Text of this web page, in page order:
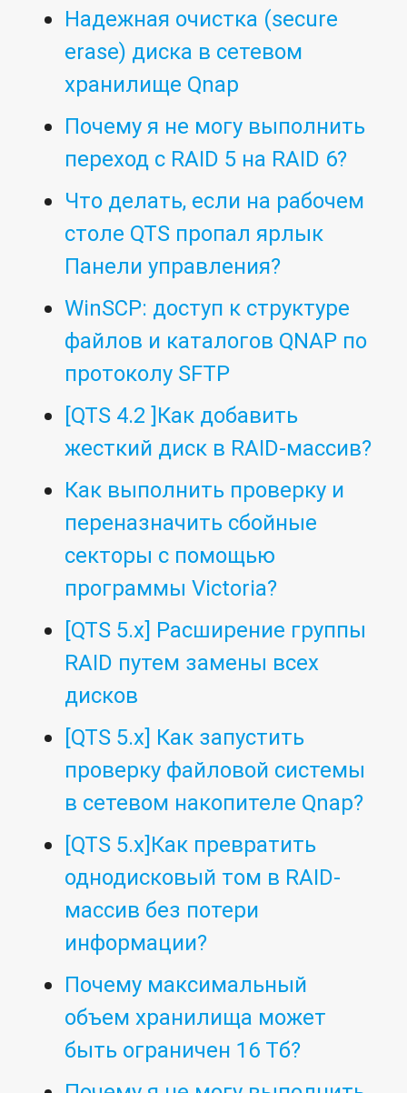
Надежная очистка (secure
erase) диска в сетевом
хранилище Qnap
Почему я не могу выполнить
переход с RAID 5 на RAID 6?
Что делать, если на рабочем
столе QTS пропал ярлык
Панели управления?
WinSCP: доступ к структуре
файлов и каталогов QNAP по
протоколу SFTP
[QTS 4.2 ]Как добавить
жесткий диск в RAID-массив?
Как выполнить проверку и
переназначить сбойные
секторы с помощью
программы Victoria?
[QTS 5.x] Расширение группы
RAID путем замены всех
дисков
[QTS 5.x] Как запустить
проверку файловой системы
в сетевом накопителе Qnap?
[QTS 5.x]Как превратить
однодисковый том в RAID-
массив без потери
информации?
Почему максимальный
объем хранилища может
быть ограничен 16 Тб?